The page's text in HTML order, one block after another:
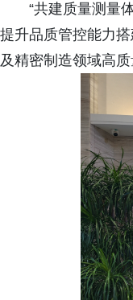
“共建质量测量
提升品质管控能力
及精密制造领域高质